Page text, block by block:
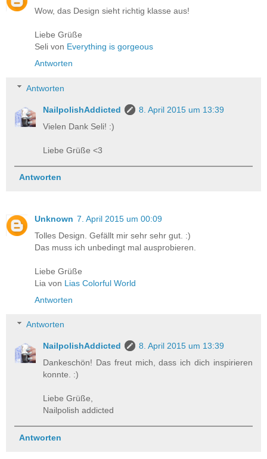
Wow, das Design sieht richtig klasse aus!
Liebe Grüße
Seli von Everything is gorgeous
Antworten
Antworten
NailpolishAddicted
8. April 2015 um 13:39
Vielen Dank Seli! :)
Liebe Grüße <3
Antworten
Unknown 7. April 2015 um 00:09
Tolles Design. Gefällt mir sehr sehr gut. :)
Das muss ich unbedingt mal ausprobieren.
Liebe Grüße
Lia von Lias Colorful World
Antworten
Antworten
NailpolishAddicted
8. April 2015 um 13:39
Dankeschön! Das freut mich, dass ich dich inspirieren
konnte. :)
Liebe Grüße,
Nailpolish addicted
Antworten